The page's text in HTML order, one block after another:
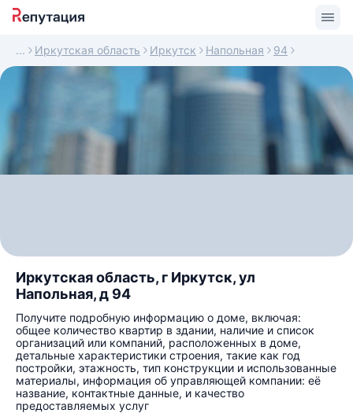
Иркутская область Иркутск Напольная 94
Иркутская область, г Иркутск, ул
Напольная, д 94
Получите подробную информацию о доме, включая:
общее количество квартир в здании, наличие и список
организаций или компаний, расположенных в доме,
детальные характеристики строения, такие как год
постройки, этажность, тип конструкции и использованные
материалы, информация об управляющей компании: её
название, контактные данные, и качество
предоставляемых услуг